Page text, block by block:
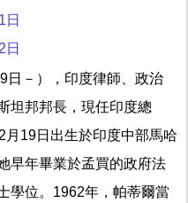
日
日
日－），印度律師、政治
坦邦邦長，現任印度總
月19日出生於印度中部馬哈
早年畢業於孟買的政府法
學位。1962年，帕蒂爾當